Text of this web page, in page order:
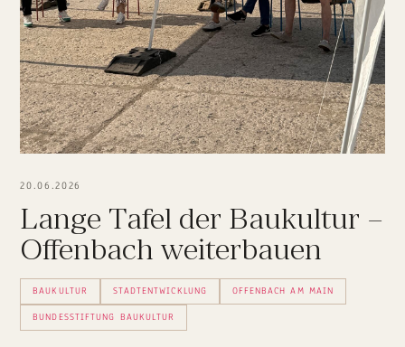
20.06.2026
Lange Tafel der Baukultur –
Offenbach weiterbauen
BAUKULTUR STADTENTWICKLUNG OFFENBACH AM MAIN
BUNDESSTIFTUNG BAUKULTUR